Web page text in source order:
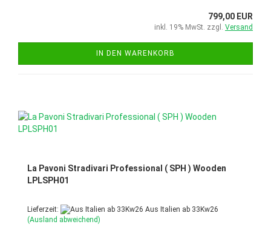
799,00 EUR
inkl. 19% MwSt. zzgl. Versand
IN DEN WARENKORB
La Pavoni Stradivari Professional ( SPH ) Wooden
LPLSPH01
Lieferzeit:
Aus Italien ab 33Kw26
(Ausland abweichend)